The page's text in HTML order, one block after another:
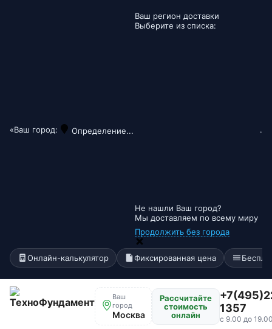
«Ваш город: Определение...
Ваш регион доставки
Выберите из списка:
Не нашли Ваш город?
Мы доставляем по всему миру
Продолжить без города
.
Онлайн-калькулятор Фиксированная цена
Ваш
город
Москва
Рассчитайте
стоимость
онлайн
1357
с 9.00 до